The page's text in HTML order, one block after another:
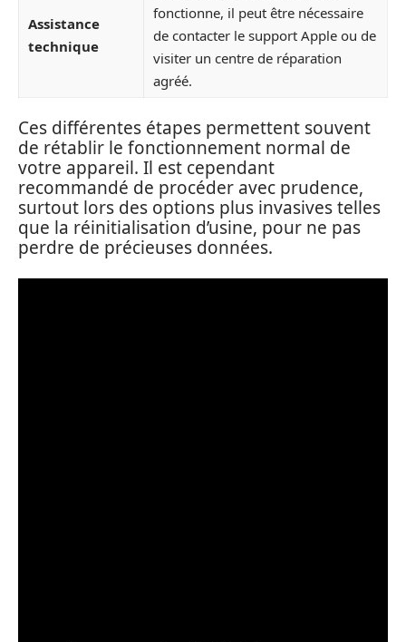
Assistance
technique
fonctionne, il peut être nécessaire
de contacter le support Apple ou de
visiter un centre de réparation
agréé.
Ces différentes étapes permettent souvent
de rétablir le fonctionnement normal de
votre appareil. Il est cependant
recommandé de procéder avec prudence,
surtout lors des options plus invasives telles
que la réinitialisation d’usine, pour ne pas
perdre de précieuses données.